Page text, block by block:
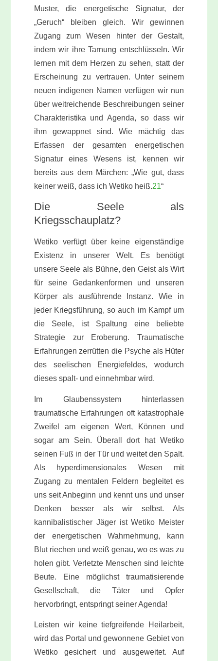
Muster, die energetische Signatur, der
„Geruch“ bleiben gleich. Wir gewinnen
Zugang zum Wesen hinter der Gestalt,
indem wir ihre Tarnung entschlüsseln. Wir
lernen mit dem Herzen zu sehen, statt der
Erscheinung zu vertrauen. Unter seinem
neuen indigenen Namen verfügen wir nun
über weitreichende Beschreibungen seiner
Charakteristika und Agenda, so dass wir
ihm gewappnet sind. Wie mächtig das
Erfassen der gesamten energetischen
Signatur eines Wesens ist, kennen wir
bereits aus dem Märchen: „Wie gut, dass
keiner weiß, dass ich Wetiko heiß.21“
Die Seele als
Kriegsschauplatz?
Wetiko verfügt über keine eigenständige
Existenz in unserer Welt. Es benötigt
unsere Seele als Bühne, denGeist als Wirt
für seine Gedankenformen und unseren
Körper als ausführende Instanz. Wie in
jeder Kriegsführung, so auch im Kampf um
die Seele, ist Spaltung eine beliebte
Strategie zur Eroberung. Traumatische
Erfahrungen zerrütten die Psyche als Hüter
des seelischen Energiefeldes, wodurch
dieses spalt- und einnehmbar wird.
Im Glaubenssystem hinterlassen
traumatische Erfahrungen oft katastrophale
Zweifel am eigenen Wert, Können und
sogar am Sein. Überall dort hat Wetiko
seinen Fuß in der Tür und weitet den Spalt.
Als hyperdimensionales Wesen mit
Zugang zu mentalen Feldern begleitet es
uns seit Anbeginn und kennt uns und unser
Denken besser als wir selbst. Als
kannibalistischer Jäger ist Wetiko Meister
der energetischen Wahrnehmung, kann
Blut riechen und weiß genau, wo es was zu
holen gibt. Verletzte Menschen sind leichte
Beute. Eine möglichst traumatisierende
Gesellschaft, die Täter und Opfer
hervorbringt, entspringt seiner Agenda!
Leisten wir keine tiefgreifende Heilarbeit,
wird das Portal und gewonnene Gebiet von
Wetiko gesichert und ausgeweitet. Auf